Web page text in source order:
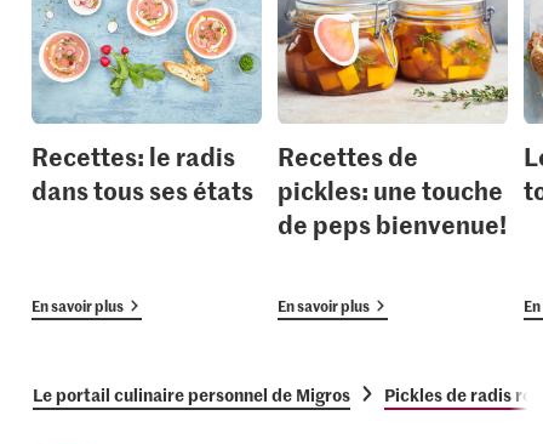
Recettes: le radis
dans tous ses états
En savoir plus
Recettes de
pickles: une touche
de peps bienvenue!
En savoir plus
Le portail culinaire personnel de Migros Pickles de radis